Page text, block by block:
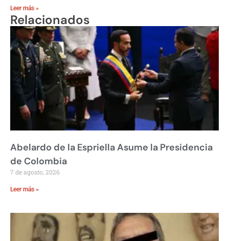
Leer más »
Relacionados
Abelardo de la Espriella Asume la Presidencia
de Colombia
7 de agosto, 2026
Leer más »